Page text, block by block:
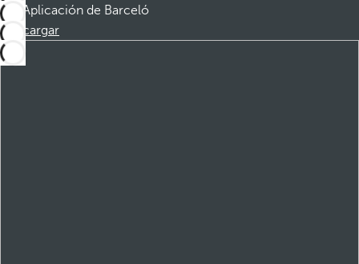
Aplicación de Barceló
Descargar